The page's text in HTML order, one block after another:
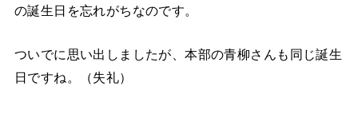
の誕生日を忘れがちなのです。
ついでに思い出しましたが、本部の青柳さんも同じ誕生
日ですね。（失礼）